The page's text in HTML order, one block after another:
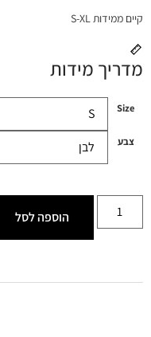
קיים ממידות S-XL
מדריך מידות
Size
צבע
הוספה לסל